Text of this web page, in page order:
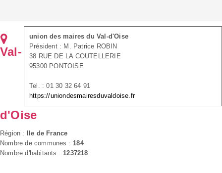
union des maires du Val-d'Oise
Président : M. Patrice ROBIN
38 RUE DE LA COUTELLERIE
95300 PONTOISE
Tel. : 01 30 32 64 91
https://uniondesmairesduvaldoise.fr
Val-
d'Oise
Région : Ile de France
Nombre de communes : 184
Nombre d'habitants : 1237218